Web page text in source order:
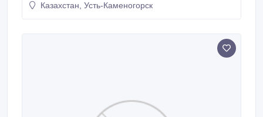
Казахстан, Усть-Каменогорск